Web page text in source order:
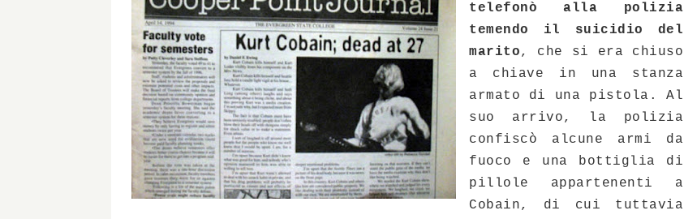
telefonò alla polizia
temendo il suicidio del
marito, che si era chiuso
a chiave in una stanza
armato di una pistola. Al
suo arrivo, la polizia
confiscò alcune armi da
fuoco e una bottiglia di
pillole appartenenti a
Cobain, di cui tuttavia